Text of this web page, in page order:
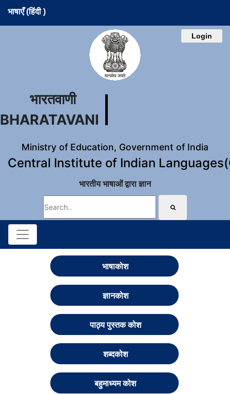
भाषाएँ (हिंदी )
Login
भारतवाणी
BHARATAVANI
Ministry of Education, Government of India
Central Institute of Indian
भारतीय भाषाओं द्वारा ज्ञान
भाषाकोश
ज्ञानकोश
पाठ्य पुस्तक कोश
शब्दकोश
बहुमाध्यम कोश